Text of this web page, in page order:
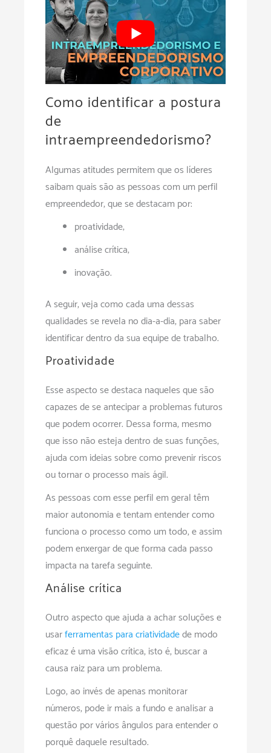
Como identificar a postura
de
intraempreendedorismo?
Algumas atitudes permitem que os líderes
saibam quais são as pessoas com um perfil
empreendedor, que se destacam por:
proatividade;
análise crítica;
inovação.
A seguir, veja como cada uma dessas
qualidades se revela no dia-a-dia, para saber
identificar dentro da sua equipe de trabalho.
Proatividade
Esse aspecto se destaca naqueles que são
capazes de se antecipar a problemas futuros
que podem ocorrer. Dessa forma, mesmo
que isso não esteja dentro de suas funções,
ajuda com ideias sobre como prevenir riscos
ou tornar o processo mais ágil.
As pessoas com esse perfil em geral têm
maior autonomia e tentam entender como
funciona o processo como um todo, e assim
podem enxergar de que forma cada passo
impacta na tarefa seguinte.
Análise crítica
Outro aspecto que ajuda a achar soluções e
usarferramentas para criatividadede modo
eficaz é uma visão crítica, isto é, buscar a
causa raiz para um problema.
Logo, ao invés de apenas monitorar
números, pode ir mais a fundo e analisar a
questão por vários ângulos para entender o
porquê daquele resultado.